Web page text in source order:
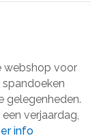
webshop voor
gelegenheden.
verjaardag,
info